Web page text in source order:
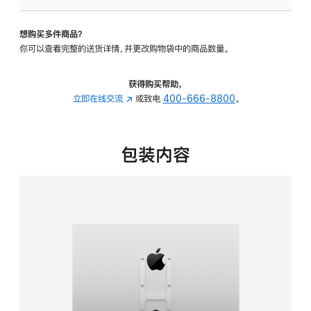
转
的
想购买多件商品？
你可以查看完整的送货详情，并更改购物袋中的商品数量。
获得购买帮助，
立即在线交流 (在
中
或致电 400-666-8800。
包装内容